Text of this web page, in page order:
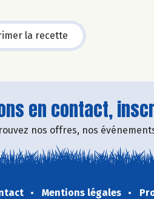
la recette
en contact,
nos offres, nos
Mentions légales